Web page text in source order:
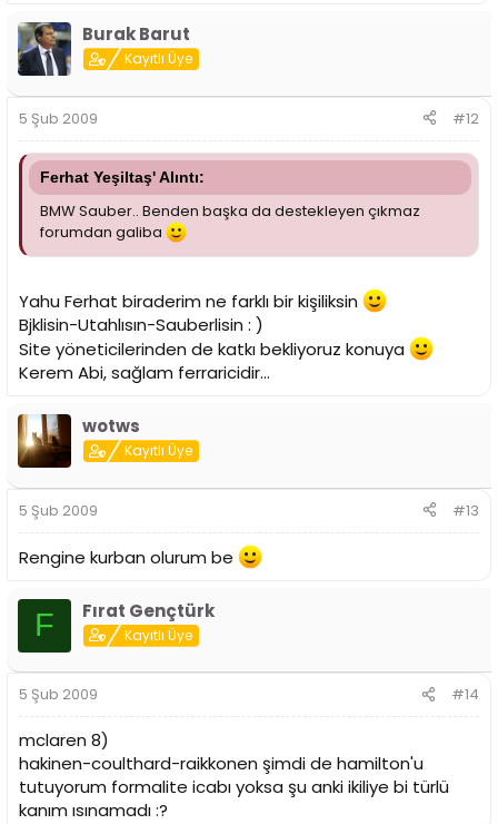
Burak Barut
Kayıtlı Üye
5 Şub 2009 #12
Ferhat Yeşiltaş' Alıntı:
BMW Sauber.. Benden başka da destekleyen çıkmaz
forumdan galiba
Yahu Ferhat biraderim ne farklı bir kişiliksin
Bjklisin-Utahlısın-Sauberlisin : )
Site yöneticilerinden de katkı bekliyoruz konuya
Kerem Abi, sağlam ferraricidir...
wotws
Kayıtlı Üye
5 Şub 2009 #13
Rengine kurban olurum be
F Fırat Gençtürk
Kayıtlı Üye
5 Şub 2009 #14
mclaren 8)
hakinen-coulthard-raikkonen şimdi de hamilton'u
tutuyorum formalite icabı yoksa şu anki ikiliye bi türlü
kanım ısınamadı :?